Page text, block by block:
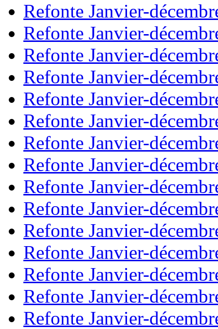
Refonte Janvier-
Refonte Janvier-
Refonte Janvier-
Refonte Janvier-
Refonte Janvier-
Refonte Janvier-
Refonte Janvier-
Refonte Janvier-
Refonte Janvier-
Refonte Janvier-
Refonte Janvier-
Refonte Janvier-
Refonte Janvier-
Refonte Janvier-
Refonte Janvier-